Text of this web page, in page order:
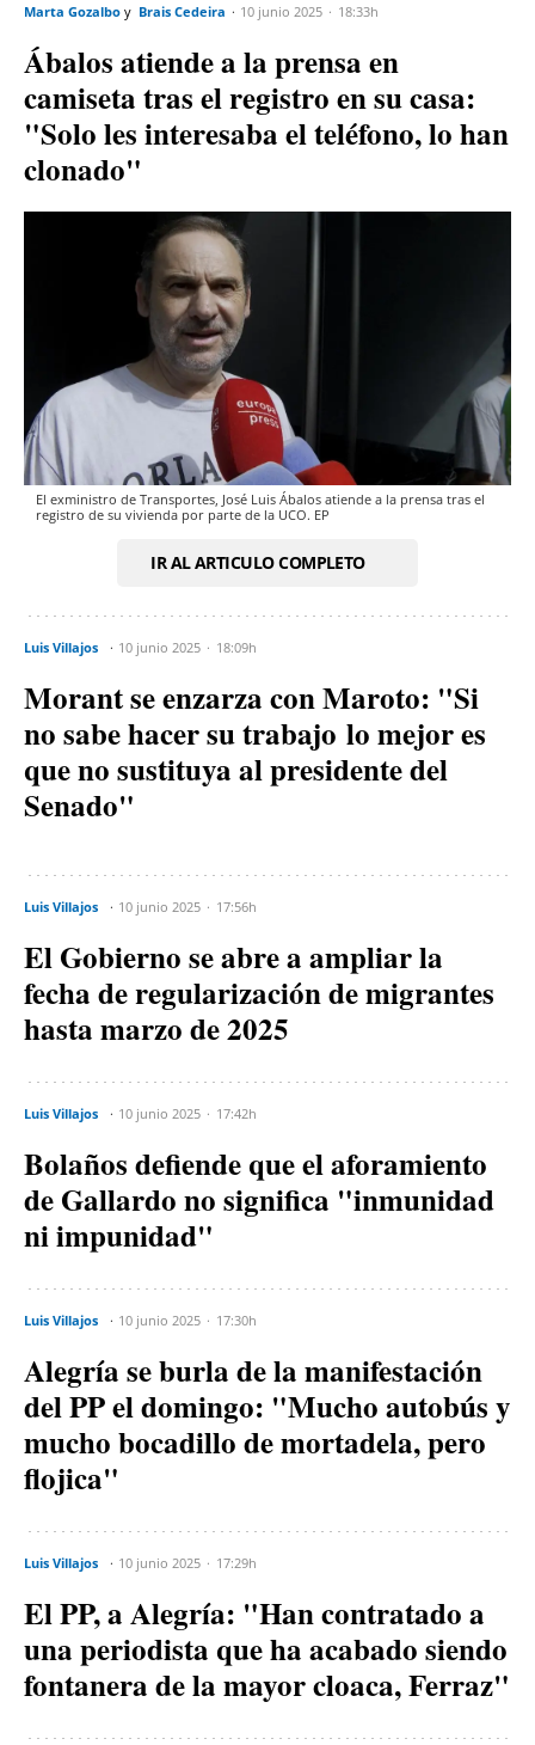
Marta Gozalbo Brais Cedeira 10 junio 2025 18:33h
Ábalos atiende a la prensa en
camiseta tras el registro en su casa:
"Solo les interesaba el teléfono, lo han
clonado"
El exministro de Transportes, José Luis Ábalos atiende a la prensa tras el
registro de su vivienda por parte de la UCO. EP
IR AL ARTICULO COMPLETO
Luis Villajos 10 junio 2025 18:09h
Morant se enzarza con Maroto: "Si
no sabe hacer su trabajo lo mejor es
que no sustituya al presidente del
Senado"
Luis Villajos 10 junio 2025 17:56h
El Gobierno se abre a ampliar la
fecha de regularización de migrantes
hasta marzo de 2025
Luis Villajos 10 junio 2025 17:42h
Bolaños defiende que el aforamiento
de Gallardo no significa "inmunidad
ni impunidad"
Luis Villajos 10 junio 2025 17:30h
Alegría se burla de la manifestación
del PP el domingo: "Mucho autobús y
mucho bocadillo de mortadela, pero
flojica"
Luis Villajos 10 junio 2025 17:29h
El PP, a Alegría: "Han contratado a
una periodista que ha acabado siendo
fontanera de la mayor cloaca, Ferraz"